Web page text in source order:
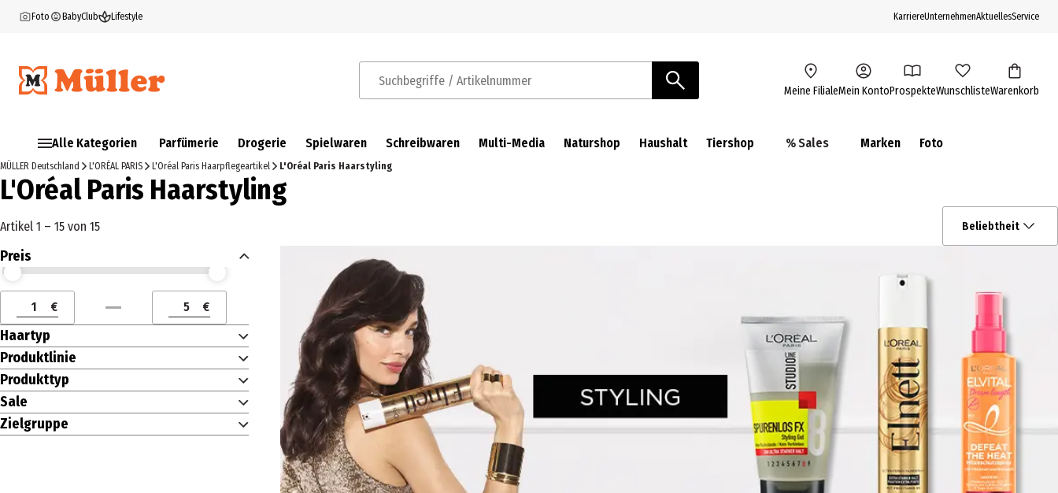
Foto BabyClub Lifestyle KarriereUnternehmenAktuellesService
Suchbegriffe / Artikelnummer Meine FilialeMein KontoProspekteWunschlisteWarenkorb
Alle Kategorien Parfümerie Drogerie Spielwaren Schreibwaren Multi-Media Naturshop Haushalt Tiershop % Sales Marken Foto
MÜLLER Deutschland L'ORÉAL PARIS L'Oréal Paris Haarpflegeartikel L'Oréal Paris Haarstyling
L'Oréal Paris Haarstyling
Artikel 1 – 15 von 15 Beliebtheit
Preis
Preis (€) ab
Preis (€) bis
Preis (€) ab
€
Preis (€) bis
€
Haartyp
Produktlinie
Produkttyp
Sale
Zielgruppe